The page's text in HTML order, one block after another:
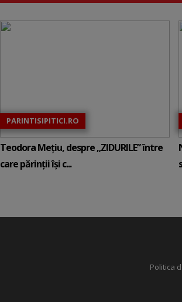
PARINTISIPITICI.RO
Teodora Mețiu, despre „ZIDURILE” între
care părinții își c...
Politica